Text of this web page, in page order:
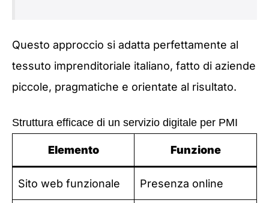
Questo approccio si adatta perfettamente al
tessuto imprenditoriale italiano, fatto di aziende
piccole, pragmatiche e orientate al risultato.
Struttura efficace di un servizio digitale per PMI
Elemento Funzione
Sito web funzionale Presenza online